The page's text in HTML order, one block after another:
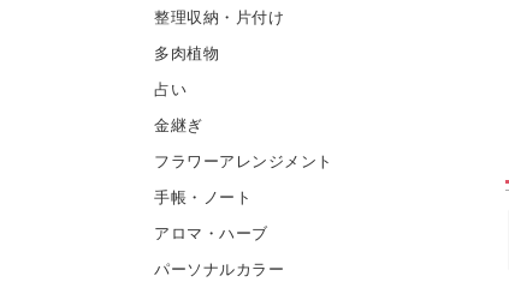
カービング
つまみ細工
水引
レザークラフト
消しゴムはんこ
クラフト
ぬいぐるみ
整理収納・片付け
多肉植物
占い
金継ぎ
フラワーアレンジメント
手帳・ノート
アロマ・ハーブ
パーソナルカラー